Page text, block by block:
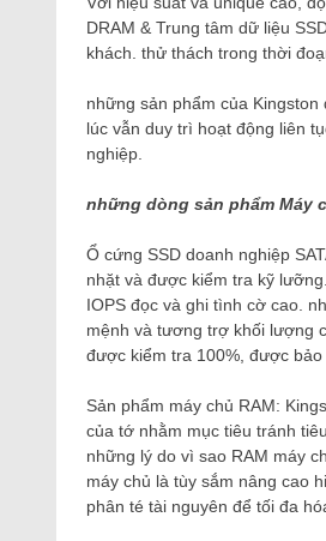
DRAM & Trung tâm dữ liệu
khách. thử thách trong thời
những sản phẩm của
lúc vẫn duy trì hoạt động liên
nghiệp.
những dòng sản phẩm Máy
Ổ cứng SSD doanh nghiệp
nhặt và được kiểm tra kỹ
IOPS đọc và ghi tình cờ cao.
mệnh và tương trợ khối lượng
được kiểm tra 100%, được
Sản phẩm máy chủ RAM:
của tớ nhằm mục tiêu tránh
những lý do vì sao RAM máy
máy chủ là tùy sắm nâng cao
phân té tài nguyên để tối đa